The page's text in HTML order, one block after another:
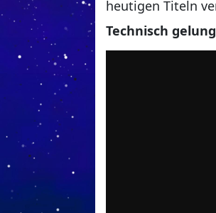
heutigen Titeln
Technisch